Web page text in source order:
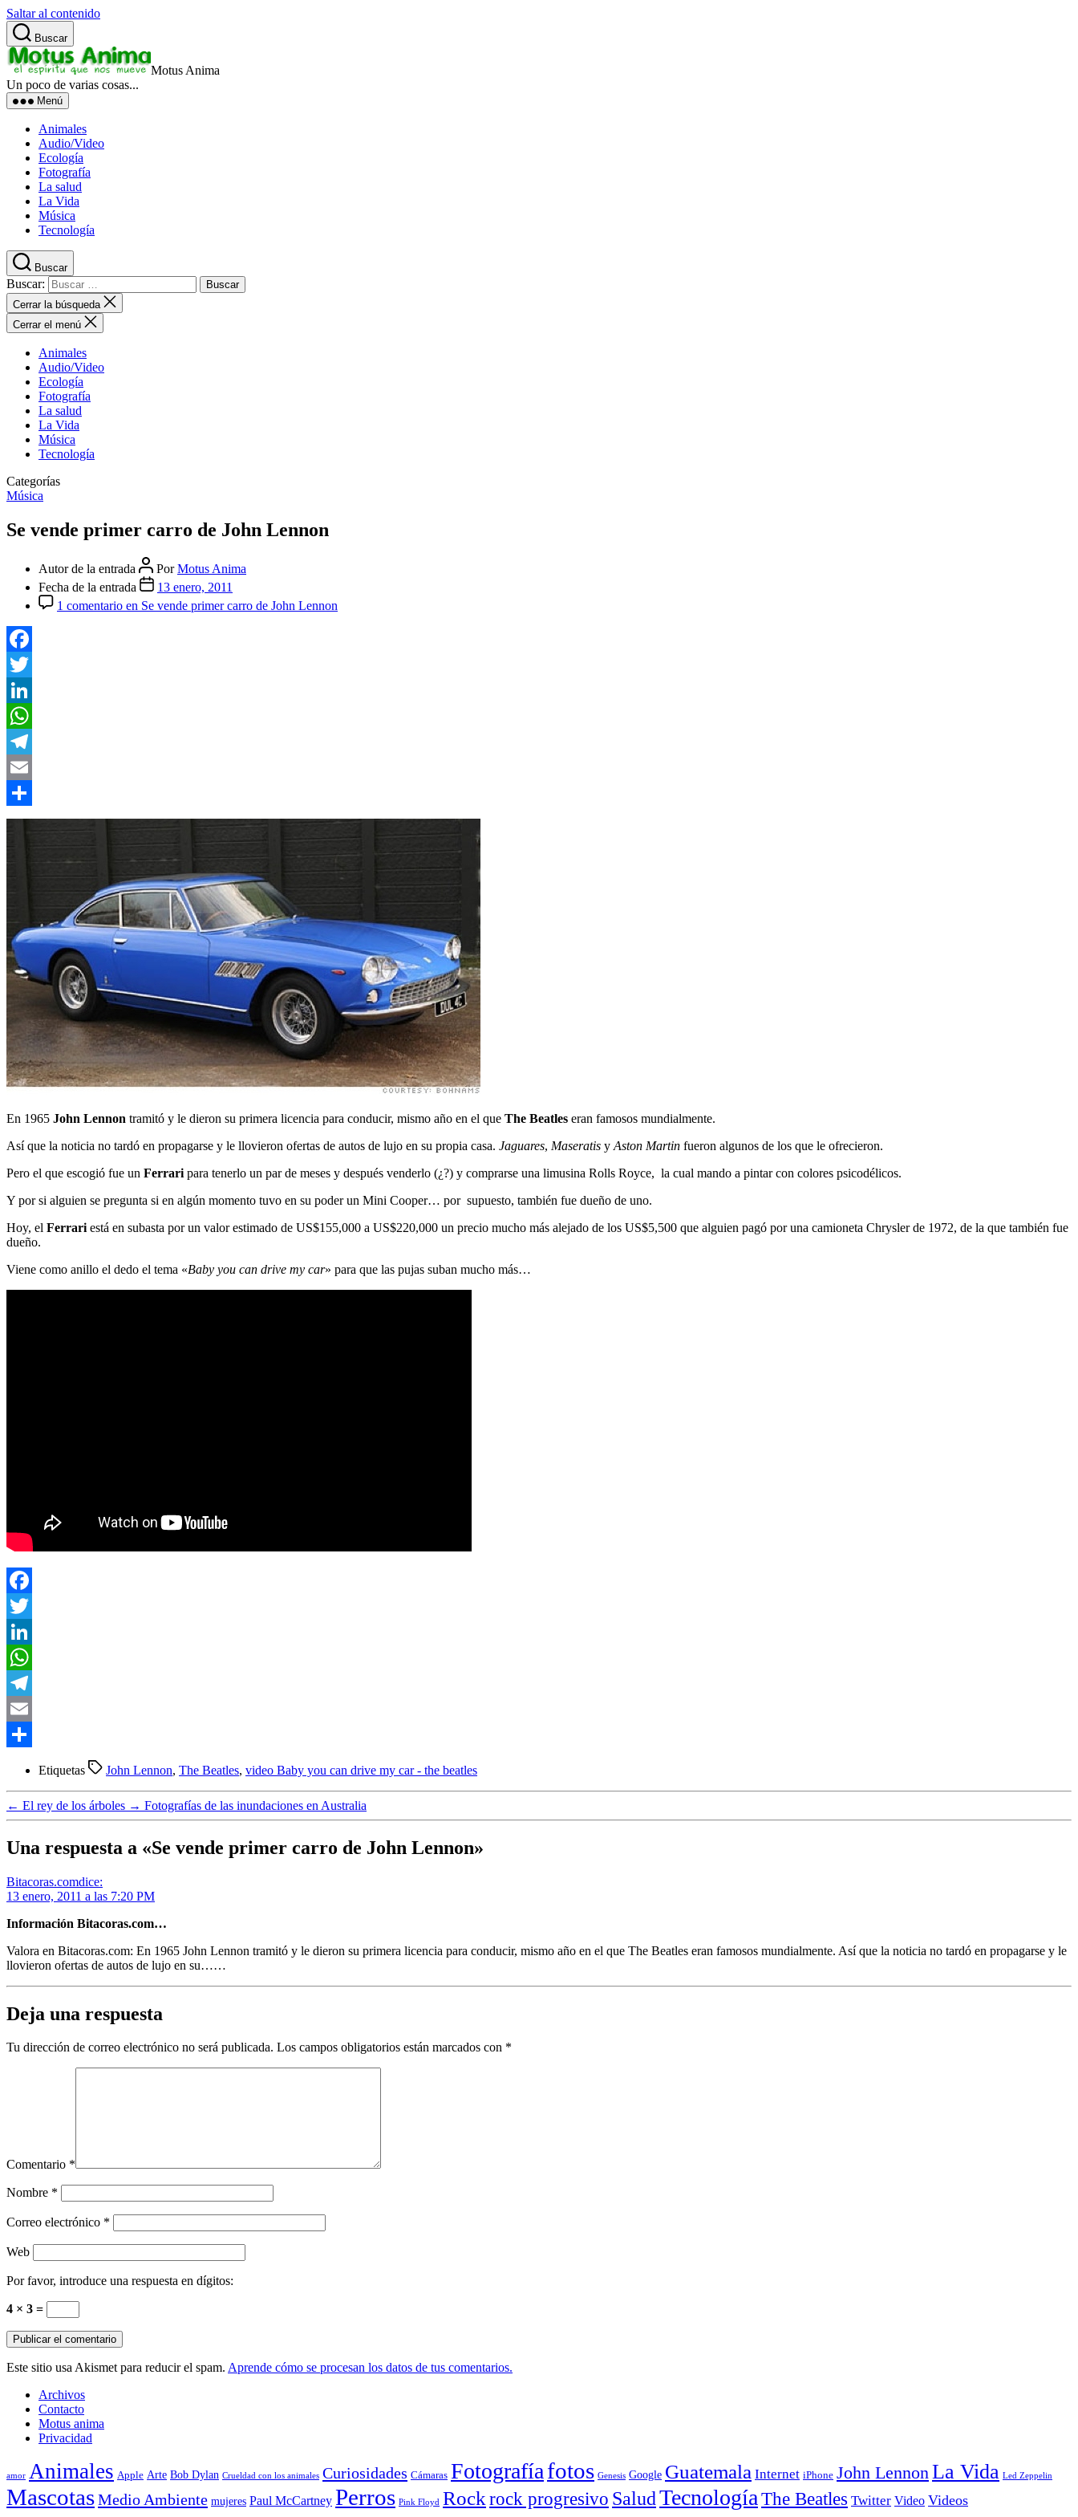
Saltar al contenido
Buscar
Motus Anima
Un poco de varias cosas...
Menú
Animales
Audio/Video
Ecología
Fotografía
La salud
La Vida
Música
Tecnología
Buscar
Buscar:
Cerrar la búsqueda
Cerrar el menú
Animales
Audio/Video
Ecología
Fotografía
La salud
La Vida
Música
Tecnología
Categorías
Música
Se vende primer carro de John Lennon
Autor de la entrada PorMotus Anima
Fecha de la entrada
13 enero, 2011
1 comentario en Se vende primer carro de John Lennon
Facebook
Twitter
LinkedIn
WhatsApp
Telegram
Email
Compartir
En 1965 John Lennon tramitó y le dieron su primera licencia para conducir, mismo año en el que The Beatles eran famosos mundialmente.
Así que la noticia no tardó en propagarse y le llovieron ofertas de autos de lujo en su propia casa. Jaguares, Maseratis y Aston Martin fueron algunos de los que le ofrecieron.
Pero el que escogió fue un Ferrari para tenerlo un par de meses y después venderlo (¿?) y comprarse una limusina Rolls Royce, la cual mando a pintar con colores psicodélicos.
Y por si alguien se pregunta si en algún momento tuvo en su poder un Mini Cooper… por supuesto, también fue dueño de uno.
Hoy, el Ferrari está en subasta por un valor estimado de US$155,000 a US$220,000 un precio mucho más alejado de los US$5,500 que alguien pagó por una camioneta Chrysler de 1972, de la que también fue
dueño.
Viene como anillo el dedo el tema «Baby you can drive my car» para que las pujas suban mucho más…
Facebook
Twitter
LinkedIn
WhatsApp
Telegram
Email
Etiquetas John Lennon, The Beatles, video Baby you can drive my car - the beatles
← El rey de los árboles → Fotografías de las inundaciones en Australia
Una respuesta a «Se vende primer carro de John Lennon»
Bitacoras.comdice:
13 enero, 2011 a las 7:20 PM
Información Bitacoras.com…
Valora en Bitacoras.com: En 1965 John Lennon tramitó y le dieron su primera licencia para conducir, mismo año en el que The Beatles eran famosos mundialmente. Así que la noticia no tardó en propagarse y le
llovieron ofertas de autos de lujo en su……
Deja una respuesta
Tu dirección de correo electrónico no será publicada. Los campos obligatorios están marcados con *
Comentario *
Nombre *
Correo electrónico *
Web
Por favor, introduce una respuesta en dígitos:
4 × 3 =
Este sitio usa Akismet para reducir el spam. Aprende cómo se procesan los datos de tus comentarios.
Archivos
Contacto
Motus anima
Privacidad
amor Animales Apple Arte Bob Dylan Crueldad con los animales Curiosidades Cámaras Fotografíafotos Genesis Google Guatemala Internet iPhone John LennonLa Vida Led Zeppelin
MascotasMedio Ambiente mujeres Paul McCartney Perros Pink Floyd Rockrock progresivo SaludTecnologíaThe Beatles Twitter Video Videos